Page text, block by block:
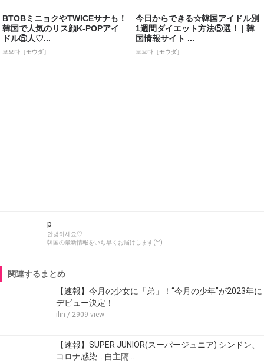
BTOBミニョクやTWICEサナも！
韓国で人気のリス顔K-POPアイ
ドル⑤人♡...
모으다［モウダ］
今日からできる☆韓国アイドル別
1週間ダイエット方法⑤選！ | 韓
国情報サイト ...
모으다［モウダ］
p
안녕하세요♡
韓国の最新情報をいち早くお届けします(^^)
関連するまとめ
【速報】今月の少女に「弟」！“今月の少年”が2023年に
デビュー決定！
ilin / 2909 view
【速報】SUPER JUNIOR(スーパージュニア) シンドン、
コロナ感染… 自主隔…